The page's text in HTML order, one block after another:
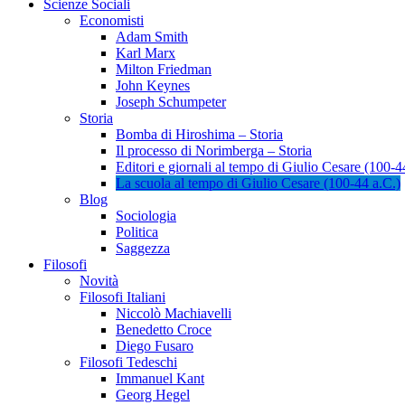
Scienze Sociali
Economisti
Adam Smith
Karl Marx
Milton Friedman
John Keynes
Joseph Schumpeter
Storia
Bomba di Hiroshima – Storia
Il processo di Norimberga – Storia
Editori e giornali al tempo di Giulio Cesare (100-
La scuola al tempo di Giulio Cesare (100-44 a.C.)
Blog
Sociologia
Politica
Saggezza
Filosofi
Novità
Filosofi Italiani
Niccolò Machiavelli
Benedetto Croce
Diego Fusaro
Filosofi Tedeschi
Immanuel Kant
Georg Hegel